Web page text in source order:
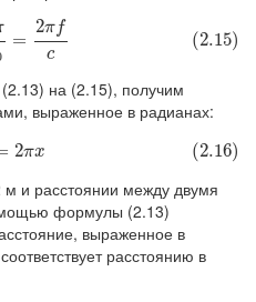
=
2πf
c
(2.15)
=2πf
на (2.15), получим
выраженное в радианах:
2πx (2.16)
k r=2π
и расстоянии между двумя
формулы (2.13)
выраженное в
расстоянию в